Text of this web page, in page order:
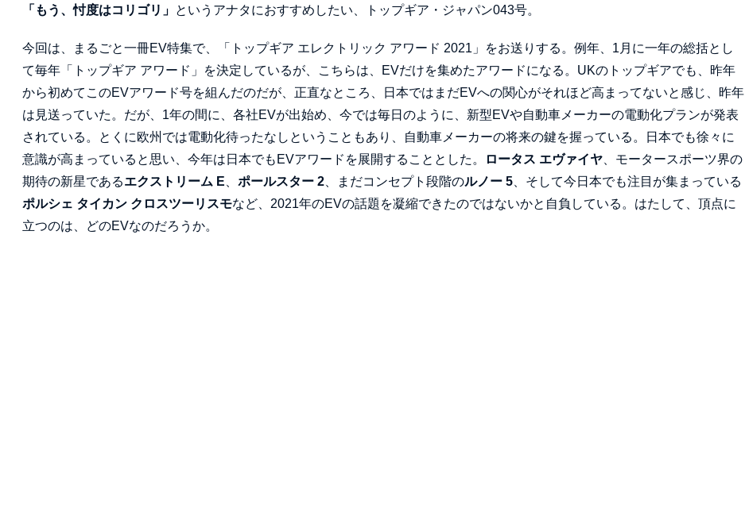
「もう、忖度はコリゴリ」 というアナタにおすすめしたい、トップギア・ジャパン043号。
今回は、まるごと一冊EV特集で、「トップギア エレクトリック アワード 2021」をお送りする。例年、1月に一年の総括とし
て毎年「トップギア アワード」を決定しているが、こちらは、EVだけを集めたアワードになる。UKのトップギアでも、昨年
から初めてこのEVアワード号を組んだのだが、正直なところ、日本ではまだEVへの関心がそれほど高まってないと感じ、昨年
は見送っていた。だが、1年の間に、各社EVが出始め、今では毎日のように、新型EVや自動車メーカーの電動化プランが発表
されている。とくに欧州では電動化待ったなしということもあり、自動車メーカーの将来の鍵を握っている。日本でも徐々に
意識が高まっていると思い、今年は日本でもEVアワードを展開することとした。
ロータス エヴァイヤ 、モータースポーツ界の
期待の新星であるエクストリーム E ポールスター 2 、まだコンセプト段階のルノー 5 、そして今日本でも注目が集まっている
ポルシェ タイカン クロスツーリスモなど、2021年のEVの話題を凝縮できたのではないかと自負している。はたして、頂点に
立つのは、どのEVなのだろうか。